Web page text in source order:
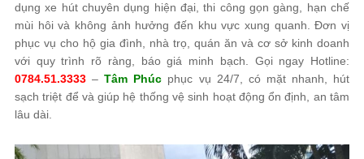
dụng xe hút chuyên dụng hiện đại, thi công gọn gàng, hạn chế
mùi hôi và không ảnh hưởng đến khu vực xung quanh. Đơn vị
phục vụ cho hộ gia đình, nhà trọ, quán ăn và cơ sở kinh doanh
với quy trình rõ ràng, báo giá minh bạch. Gọi ngay Hotline:
0784.51.3333 –Tâm Phúc phục vụ 24/7, có mặt nhanh, hút
sạch triệt để và giúp hệ thống vệ sinh hoạt động ổn định, an tâm
lâu dài.